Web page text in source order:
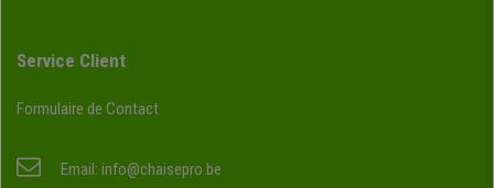
Service Client
Formulaire de Contact
Email: info@chaisepro.be